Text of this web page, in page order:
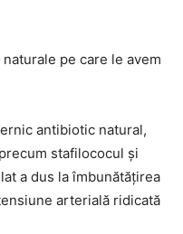
pe care le avem
antibiotic natural,
stafilococul și
a dus la îmbunătățirea
arterială ridicată